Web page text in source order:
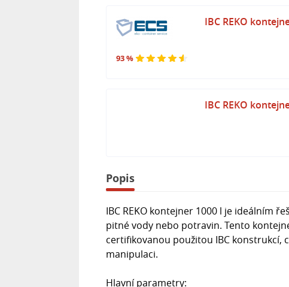
93 %
IBC REKO
IBC REKO
Popis
IBC REKO kontejner 1000 l je ideálním
pitné vody nebo potravin. Tento
certifikovanou použitou IBC konstrukcí,
manipulaci.
Hlavní parametry: